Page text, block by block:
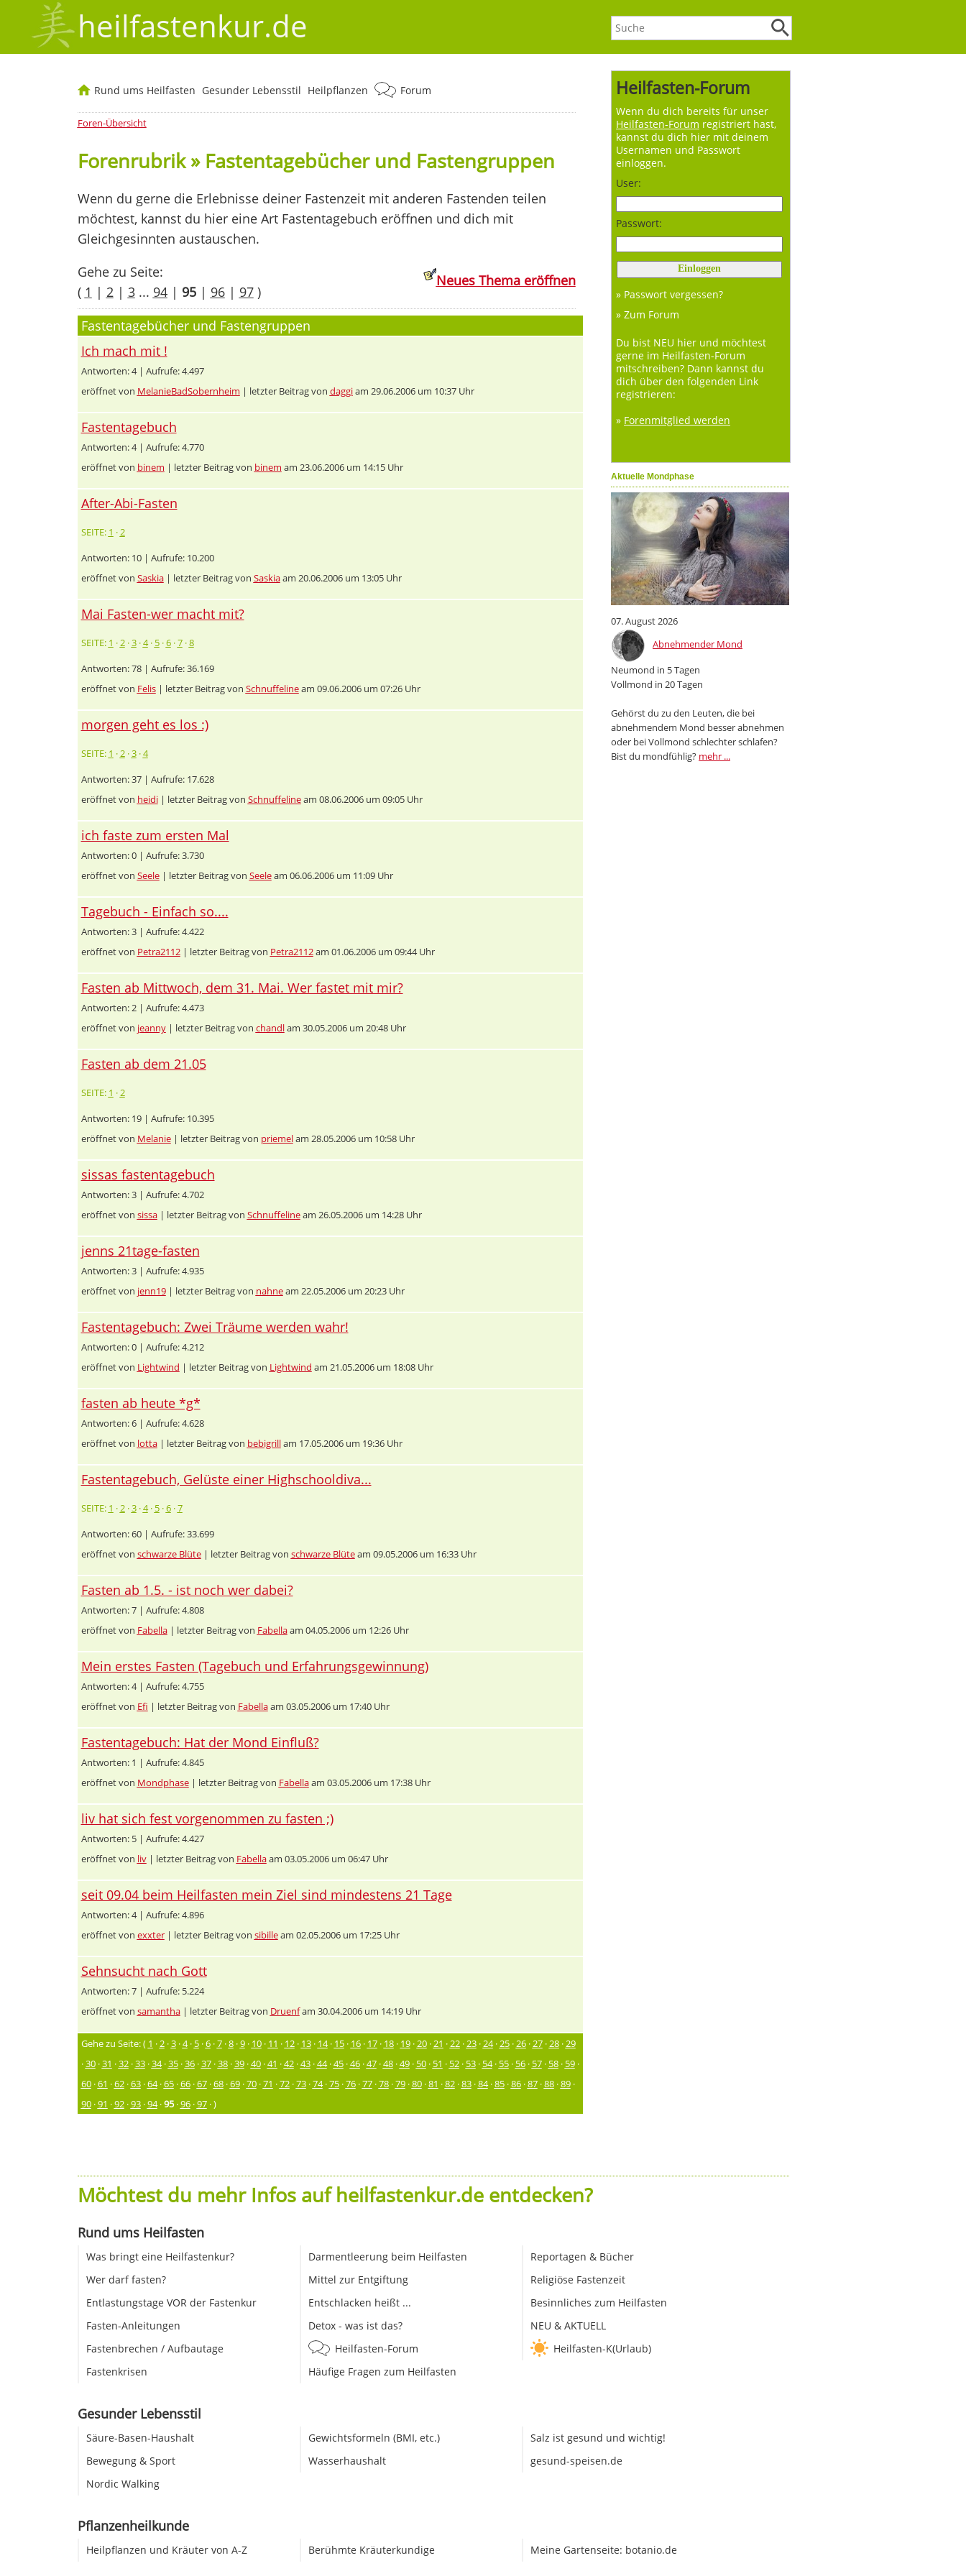
heilfastenkur.de
Heilfasten-Forum
Wenn du dich bereits für unser
Heilfasten-Forum registriert hast,
kannst du dich hier mit deinem
Usernamen und Passwort
einloggen.
User:
Passwort:
» Passwort vergessen?
» Zum Forum
Du bist NEU hier und möchtest
gerne im Heilfasten-Forum
mitschreiben? Dann kannst du
dich über den folgenden Link
registrieren:
» Forenmitglied werden
Aktuelle Mondphase
07. August 2026
Abnehmender Mond
Neumond in 5 Tagen
Vollmond in 20 Tagen
Gehörst du zu den Leuten, die bei
abnehmendem Mond besser abnehmen
oder bei Vollmond schlechter schlafen?
Bist du mondfühlig? mehr ...
Rund ums Heilfasten Gesunder Lebensstil Heilpflanzen Forum
Foren-Übersicht
Forenrubrik » Fastentagebücher und Fastengruppen
Wenn du gerne die Erlebnisse deiner Fastenzeit mit anderen Fastenden teilen
möchtest, kannst du hier eine Art Fastentagebuch eröffnen und dich mit
Gleichgesinnten austauschen.
Neues Thema eröffnen
Gehe zu Seite:
( 1 | 2| 3... 94| 95| 96| 97)
Fastentagebücher und Fastengruppen
Ich mach mit !
Antworten: 4 | Aufrufe: 4.497
eröffnet von MelanieBadSobernheim | letzter Beitrag von daggiam 29.06.2006 um 10:37 Uhr
Fastentagebuch
Antworten: 4 | Aufrufe: 4.770
eröffnet von binem | letzter Beitrag von binem am 23.06.2006 um 14:15 Uhr
After-Abi-Fasten
SEITE: 1 ·2
Antworten: 10 | Aufrufe: 10.200
eröffnet von Saskia| letzter Beitrag von Saskiaam 20.06.2006 um 13:05 Uhr
Mai Fasten-wer macht mit?
SEITE: 1 ·2·3·4· 5·6·7·8
Antworten: 78 | Aufrufe: 36.169
eröffnet von Felis| letzter Beitrag von Schnuffelineam 09.06.2006 um 07:26 Uhr
morgen geht es los :)
SEITE: 1 ·2·3·4
Antworten: 37 | Aufrufe: 17.628
eröffnet von heidi| letzter Beitrag von Schnuffelineam 08.06.2006 um 09:05 Uhr
ich faste zum ersten Mal
Antworten: 0 | Aufrufe: 3.730
eröffnet von Seele| letzter Beitrag von Seeleam 06.06.2006 um 11:09 Uhr
Tagebuch - Einfach so....
Antworten: 3 | Aufrufe: 4.422
eröffnet von Petra2112| letzter Beitrag von Petra2112am 01.06.2006 um 09:44 Uhr
Fasten ab Mittwoch, dem 31. Mai. Wer fastet mit mir?
Antworten: 2 | Aufrufe: 4.473
eröffnet von jeanny| letzter Beitrag von chandlam 30.05.2006 um 20:48 Uhr
Fasten ab dem 21.05
SEITE: 1 ·2
Antworten: 19 | Aufrufe: 10.395
eröffnet von Melanie| letzter Beitrag von priemelam 28.05.2006 um 10:58 Uhr
sissas fastentagebuch
Antworten: 3 | Aufrufe: 4.702
eröffnet von sissa| letzter Beitrag von Schnuffelineam 26.05.2006 um 14:28 Uhr
jenns 21tage-fasten
Antworten: 3 | Aufrufe: 4.935
eröffnet von jenn19| letzter Beitrag von nahneam 22.05.2006 um 20:23 Uhr
Fastentagebuch: Zwei Träume werden wahr!
Antworten: 0 | Aufrufe: 4.212
eröffnet von Lightwind | letzter Beitrag von Lightwind am 21.05.2006 um 18:08 Uhr
fasten ab heute *g*
Antworten: 6 | Aufrufe: 4.628
eröffnet von lotta| letzter Beitrag von bebigrillam 17.05.2006 um 19:36 Uhr
Fastentagebuch, Gelüste einer Highschooldiva...
SEITE: 1 ·2·3·4· 5·6·7
Antworten: 60 | Aufrufe: 33.699
eröffnet von schwarze Blüte| letzter Beitrag von schwarze Blüteam 09.05.2006 um 16:33 Uhr
Fasten ab 1.5. - ist noch wer dabei?
Antworten: 7 | Aufrufe: 4.808
eröffnet von Fabella| letzter Beitrag von Fabellaam 04.05.2006 um 12:26 Uhr
Mein erstes Fasten (Tagebuch und Erfahrungsgewinnung)
Antworten: 4 | Aufrufe: 4.755
eröffnet von Efi | letzter Beitrag von Fabellaam 03.05.2006 um 17:40 Uhr
Fastentagebuch: Hat der Mond Einfluß?
Antworten: 1 | Aufrufe: 4.845
eröffnet von Mondphase| letzter Beitrag von Fabellaam 03.05.2006 um 17:38 Uhr
liv hat sich fest vorgenommen zu fasten ;)
Antworten: 5 | Aufrufe: 4.427
eröffnet von liv| letzter Beitrag von Fabellaam 03.05.2006 um 06:47 Uhr
seit 09.04 beim Heilfasten mein Ziel sind mindestens 21 Tage
Antworten: 4 | Aufrufe: 4.896
eröffnet von exxter| letzter Beitrag von sibilleam 02.05.2006 um 17:25 Uhr
Sehnsucht nach Gott
Antworten: 7 | Aufrufe: 5.224
eröffnet von samantha| letzter Beitrag von Druenfam 30.04.2006 um 14:19 Uhr
Gehe zu Seite: ( 1 ·2·3·4· 5·6·7·8·9· 10· 11 · 12· 13· 14· 15· 16· 17· 18· 19·20·21 ·22·23·24·25·26·27·28·29
·30·31 ·32·33·34·35·36·37·38·39·40·41 ·42·43·44·45·46·47·48·49· 50· 51 · 52· 53· 54· 55· 56· 57· 58· 59·
60·61 ·62·63·64·65·66·67·68·69·70·71 ·72·73·74·75·76·77·78·79·80·81 ·82·83·84·85·86·87·88·89·
90·91 ·92·93·94·95·96·97· )
Möchtest du mehr Infos auf heilfastenkur.de entdecken?
Rund ums Heilfasten
Was bringt eine Heilfastenkur?
Wer darf fasten?
Entlastungstage VOR der Fastenkur
Fasten-Anleitungen
Fastenbrechen / Aufbautage
Fastenkrisen
Darmentleerung beim Heilfasten
Mittel zur Entgiftung
Entschlacken heißt ...
Detox - was ist das?
Heilfasten-Forum
Häufige Fragen zum Heilfasten
Reportagen & Bücher
Religiöse Fastenzeit
Besinnliches zum Heilfasten
NEU & AKTUELL
Heilfasten-K(Urlaub)
Gesunder Lebensstil
Säure-Basen-Haushalt
Bewegung & Sport
Nordic Walking
Gewichtsformeln (BMI, etc.)
Wasserhaushalt
Salz ist gesund und wichtig!
gesund-speisen.de
Pflanzenheilkunde
Heilpflanzen und Kräuter von A-Z Berühmte Kräuterkundige Meine Gartenseite: botanio.de